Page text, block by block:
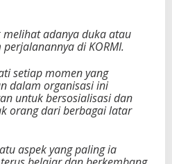
adanya duka atau
di KORMI.
setiap momen yang
dalam organisasi ini
untuk bersosialisasi dan
orang dari berbagai latar
aspek yang paling ia